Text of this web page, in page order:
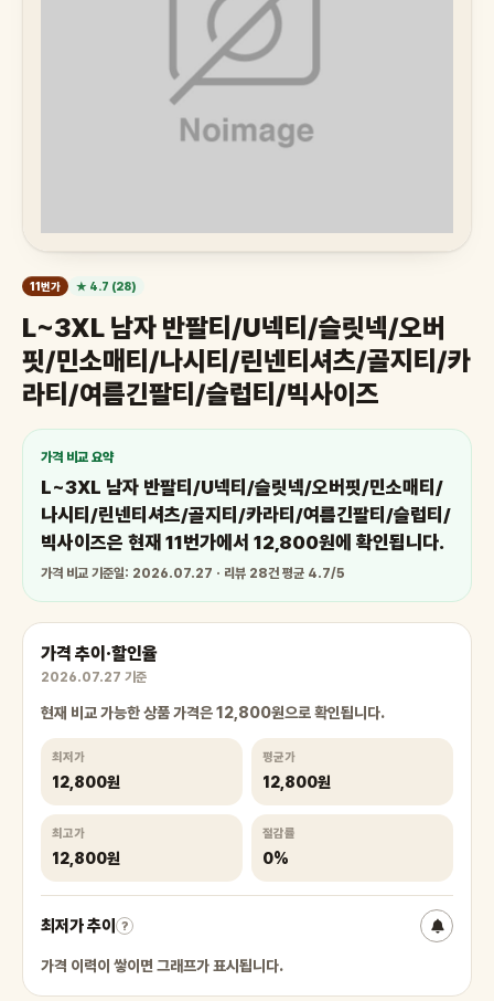
11번가 ★ 4.7 (28)
L~3XL 남자 반팔티/U넥티/슬릿넥/오버
핏/민소매티/나시티/린넨티셔츠/골지티/카
라티/여름긴팔티/슬럽티/빅사이즈
가격 비교 요약
L~3XL 남자 반팔티/U넥티/슬릿넥/오버핏/민소매티/
나시티/린넨티셔츠/골지티/카라티/여름긴팔티/슬럽티/
빅사이즈은 현재 11번가에서 12,800원에 확인됩니다.
가격 비교 기준일: 2026.07.27 · 리뷰 28건 평균 4.7/5
가격 추이·할인율
2026.07.27 기준
현재 비교 가능한 상품 가격은 12,800원으로 확인됩니다.
최저가
12,800원
평균가
12,800원
최고가
12,800원
절감률
0%
최저가 추이 ?
가격 이력이 쌓이면 그래프가 표시됩니다.